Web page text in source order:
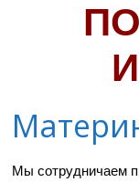
Мы сотрудничаем